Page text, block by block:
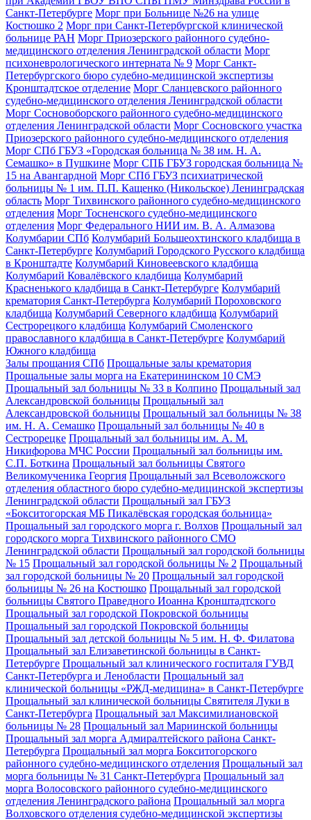
Санкт-Петербурге Морг при Больнице №26 на улице
Костюшко 2 Морг при Санкт-Петербургской клинической
больнице РАН Морг Приозерского районного судебно-
медицинского отделения Ленинградской области Морг
психоневрологического интерната № 9 Морг Санкт-
Петербургского бюро судебно-медицинской экспертизы
Кронштадтское отделение Морг Сланцевского районного
судебно-медицинского отделения Ленинградской области
Морг Сосновоборского районного судебно-медицинского
отделения Ленинградской области Морг Сосновского участка
Приозерского районного судебно-медицинского отделения
Морг СПб ГБУЗ «Городская больница № 38 им. Н. А.
Семашко» в Пушкине Морг СПБ ГБУЗ городская больница №
15 на Авангардной Морг СПб ГБУЗ психиатрической
больницы № 1 им. П.П. Кащенко (Никольское) Ленинградская
область Морг Тихвинского районного судебно-медицинского
отделения Морг Тосненского судебно-медицинского
отделения Морг Федерального НИИ им. В. А. Алмазова
Колумбарии СПб Колумбарий Большеохтинского кладбища в
Санкт-Петербурге Колумбарий Городского Русского кладбища
в Кронштадте Колумбарий Киновеевского кладбища
Колумбарий Ковалёвского кладбища Колумбарий
Красненького кладбища в Санкт-Петербурге Колумбарий
крематория Cанкт-Петербурга Колумбарий Пороховского
кладбища Колумбарий Северного кладбища Колумбарий
Сестрорецкого кладбища Колумбарий Смоленского
православного кладбища в Санкт-Петербурге Колумбарий
Южного кладбища
Залы прощания СПб Прощальные залы крематория
Прощальные залы морга на Екатерининском 10 СМЭ
Прощальный зал больницы № 33 в Колпино Прощальный зал
Александровской больницы Прощальный зал
Александровской больницы Прощальный зал больницы № 38
им. Н. А. Семашко Прощальный зал больницы № 40 в
Сестрорецке Прощальный зал больницы им. А. М.
Никифорова МЧС России Прощальный зал больницы им.
С.П. Боткина Прощальный зал больницы Святого
Великомученика Георгия Прощальный зал Всеволожского
отделения областного бюро судебно-медицинской экспертизы
Ленинградской области Прощальный зал ГБУЗ
«Бокситогорская МБ Пикалёвская городская больница»
Прощальный зал городского морга г. Волхов Прощальный зал
городского морга Тихвинского районного СМО
Ленинградской области Прощальный зал городской больницы
№ 15 Прощальный зал городской больницы № 2 Прощальный
зал городской больницы № 20 Прощальный зал городской
больницы № 26 на Костюшко Прощальный зал городской
больницы Святого Праведного Иоанна Кронштадтского
Прощальный зал городской Покровской больницы
Прощальный зал городской Покровской больницы
Прощальный зал детской больницы № 5 им. Н. Ф. Филатова
Прощальный зал Елизаветинской больницы в Санкт-
Петербурге Прощальный зал клинического госпиталя ГУВД
Санкт-Петербурга и Ленобласти Прощальный зал
клинической больницы «РЖД-медицина» в Санкт-Петербурге
Прощальный зал клинической больницы Святителя Луки в
Санкт-Петербурга Прощальный зал Максимилиановской
больницы № 28 Прощальный зал Мариинской больницы
Прощальный зал морга Адмиралтейского района Санкт-
Петербурга Прощальный зал морга Бокситогорского
районного судебно-медицинского отделения Прощальный зал
морга больницы № 31 Санкт-Петербурга Прощальный зал
морга Волосовского районного судебно-медицинского
отделения Ленинградского района Прощальный зал морга
Волховского отделения судебно-медицинской экспертизы